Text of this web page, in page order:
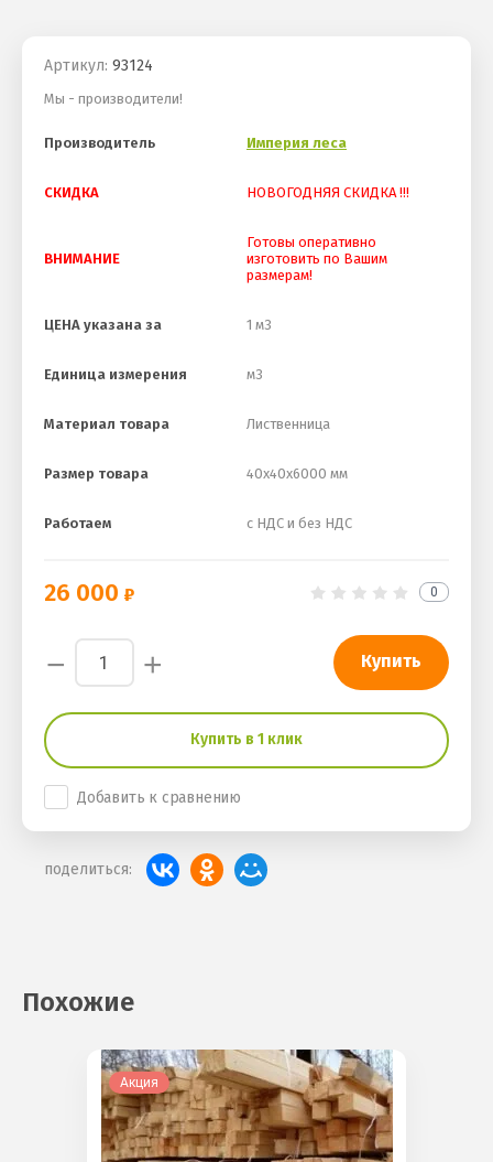
Артикул: 93124
Мы - производители!
Производитель Империя леса
СКИДКА НОВОГОДНЯЯ СКИДКА !!!
ВНИМАНИЕ
Готовы оперативно
изготовить по Вашим
размерам!
ЦЕНА указана за 1 м3
Единица измерения м3
Материал товара Лиственница
Размер товара 40х40х6000 мм
Работаем с НДС и без НДС
26 000 0
− + Купить
Купить в 1 клик
Добавить к сравнению
поделиться:
Похожие
Акция